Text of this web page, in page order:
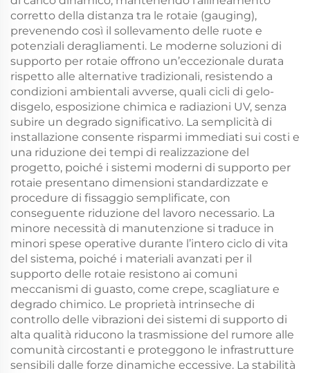
corretto della distanza tra le rotaie (gauging),
prevenendo così il sollevamento delle ruote e
potenziali deragliamenti. Le moderne soluzioni di
supporto per rotaie offrono un’eccezionale durata
rispetto alle alternative tradizionali, resistendo a
condizioni ambientali avverse, quali cicli di gelo-
disgelo, esposizione chimica e radiazioni UV, senza
subire un degrado significativo. La semplicità di
installazione consente risparmi immediati sui costi e
una riduzione dei tempi di realizzazione del
progetto, poiché i sistemi moderni di supporto per
rotaie presentano dimensioni standardizzate e
procedure di fissaggio semplificate, con
conseguente riduzione del lavoro necessario. La
minore necessità di manutenzione si traduce in
minori spese operative durante l’intero ciclo di vita
del sistema, poiché i materiali avanzati per il
supporto delle rotaie resistono ai comuni
meccanismi di guasto, come crepe, scagliature e
degrado chimico. Le proprietà intrinseche di
controllo delle vibrazioni dei sistemi di supporto di
alta qualità riducono la trasmissione del rumore alle
comunità circostanti e proteggono le infrastrutture
sensibili dalle forze dinamiche eccessive. La stabilità